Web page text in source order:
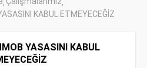
KABUL ETMEYECEĞİZ
YASASINI KABUL